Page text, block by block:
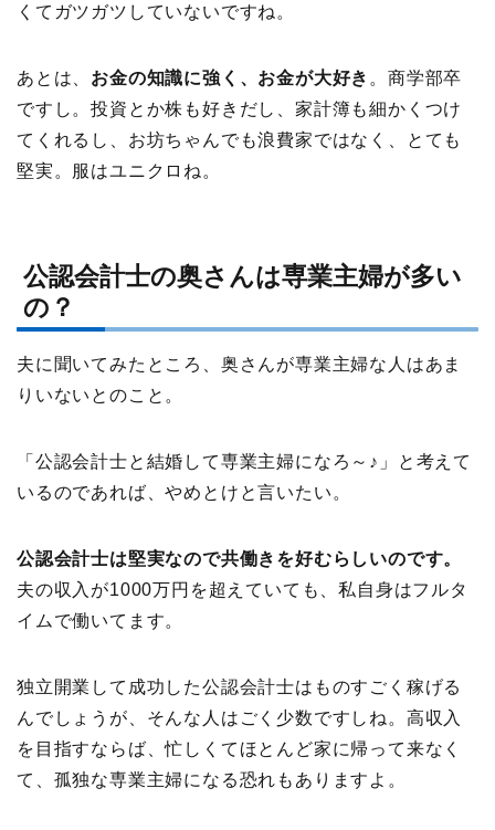
くてガツガツしていないですね。
あとは、 お金の知識に強く、お金が大好き 。商学部卒
ですし。投資とか株も好きだし、家計簿も細かくつけ
てくれるし、お坊ちゃんでも浪費家ではなく、とても
堅実。服はユニクロね。
公認会計士の奥さんは専業主婦が多い
の？
夫に聞いてみたところ、奥さんが専業主婦な人はあま
りいないとのこと。
「公認会計士と結婚して専業主婦になろ～♪」と考えて
いるのであれば、やめとけと言いたい。
公認会計士は堅実なので共働きを好むらしいのです。
夫の収入が1000万円を超えていても、私自身はフルタ
イムで働いてます。
独立開業して成功した公認会計士はものすごく稼げる
んでしょうが、そんな人はごく少数ですしね。高収入
を目指すならば、忙しくてほとんど家に帰って来なく
て、孤独な専業主婦になる恐れもありますよ。